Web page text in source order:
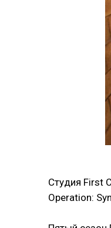
Студия First
Operation: